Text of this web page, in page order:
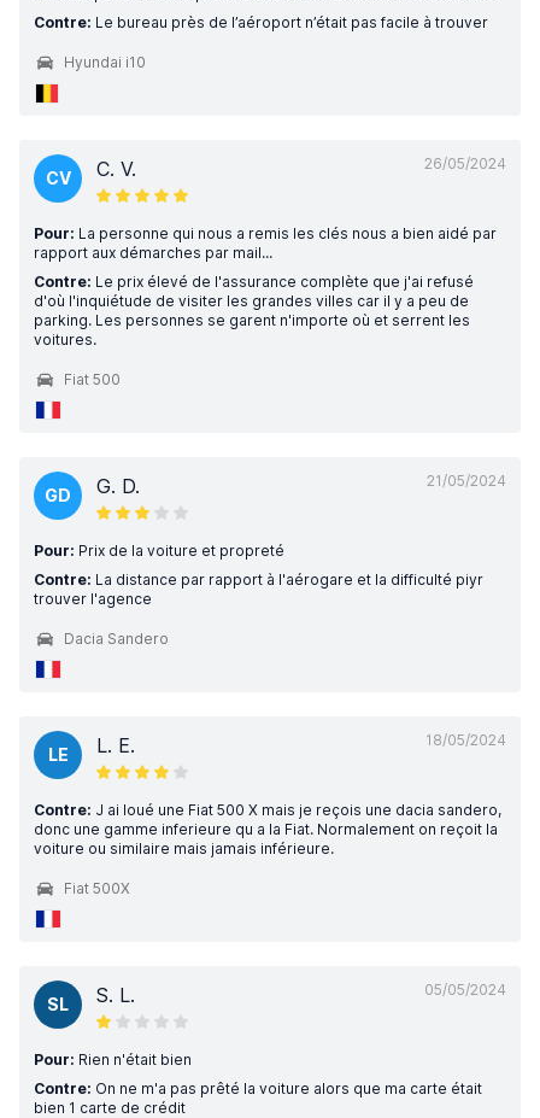
Contre: Le bureau près de l’aéroport n’était pas facile à trouver
Hyundai i10
26/05/2024
CV C. V.
Pour: La personne qui nous a remis les clés nous a bien aidé par
rapport aux démarches par mail...
Contre: Le prix élevé de l'assurance complète que j'ai refusé
d'où l'inquiétude de visiter les grandes villes car il y a peu de
parking. Les personnes se garent n'importe où et serrent les
voitures.
Fiat 500
21/05/2024
GD G. D.
Pour: Prix de la voiture et propreté
Contre: La distance par rapport à l'aérogare et la difficulté piyr
trouver l'agence
Dacia Sandero
18/05/2024
LE L. E.
Contre: J ai loué une Fiat 500 X mais je reçois une dacia sandero,
donc une gamme inferieure qu a la Fiat. Normalement on reçoit la
voiture ou similaire mais jamais inférieure.
Fiat 500X
05/05/2024
SL S. L.
Pour: Rien n'était bien
Contre: On ne m'a pas prêté la voiture alors que ma carte était
bien 1 carte de crédit